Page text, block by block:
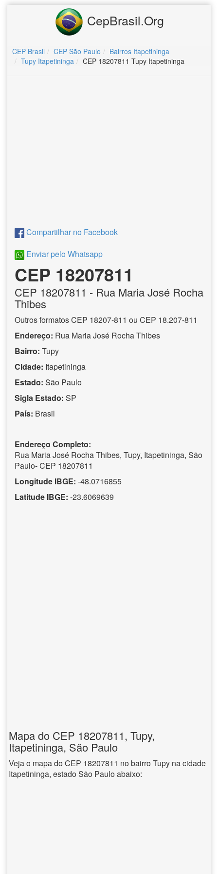
CepBrasil.Org
CEP Brasil CEP São Paulo
Bairros Itapetininga
Tupy Itapetininga
CEP 18207811 Tupy Itapetininga
Compartilhar no Facebook
Enviar pelo Whatsapp
CEP 18207811
CEP 18207811 - Rua Maria José Rocha
Thibes
Outros formatos CEP 18207-811 ou CEP 18.207-811
Endereço: Rua Maria José Rocha Thibes
Bairro: Tupy
Cidade: Itapetininga
Estado: São Paulo
Sigla Estado: SP
País: Brasil
Endereço Completo:
Rua Maria José Rocha Thibes, Tupy, Itapetininga, São
Paulo- CEP 18207811
Longitude IBGE: -48.0716855
Latitude IBGE: -23.6069639
Mapa do CEP 18207811, Tupy,
Itapetininga, São Paulo
Veja o mapa do CEP 18207811 no bairro Tupy na cidade
Itapetininga, estado São Paulo abaixo: